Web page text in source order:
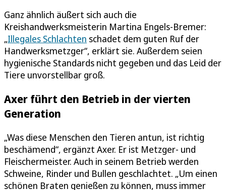
Ganz ähnlich äußert sich auch die
Kreishandwerksmeisterin Martina Engels-Bremer:
„Illegales Schlachten schadet dem guten Ruf der
Handwerksmetzger“, erklärt sie. Außerdem seien
hygienische Standards nicht gegeben und das Leid der
Tiere unvorstellbar groß.
Axer führt den Betrieb in der vierten
Generation
„Was diese Menschen den Tieren antun, ist richtig
beschämend“, ergänzt Axer. Er ist Metzger- und
Fleischermeister. Auch in seinem Betrieb werden
Schweine, Rinder und Bullen geschlachtet. „Um einen
schönen Braten genießen zu können, muss immer